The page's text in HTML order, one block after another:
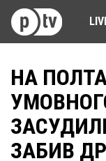
НА
ЗАБИВ